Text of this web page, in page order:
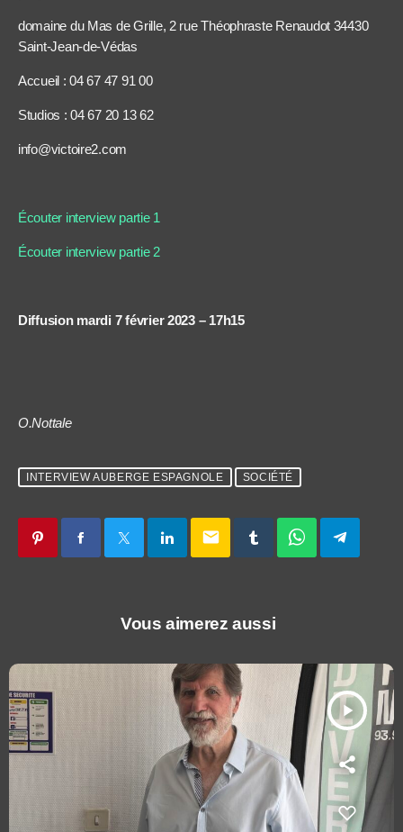
domaine du Mas de Grille, 2 rue Théophraste Renaudot 34430
Saint-Jean-de-Védas
Accueil : 04 67 47 91 00
Studios : 04 67 20 13 62
info@victoire2.com
Écouter interview partie 1
Écouter interview partie 2
Diffusion mardi 7 février 2023 – 17h15
O.Nottale
INTERVIEW AUBERGE ESPAGNOLE SOCIÉTÉ
email
Vous aimerez aussi
play_arrow